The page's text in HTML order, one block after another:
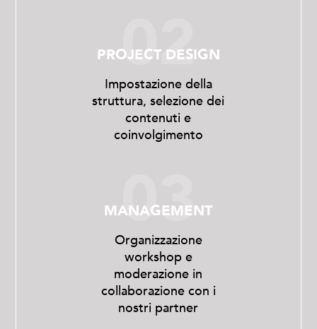
02
PROJECT DESIGN
Impostazione della
struttura, selezione dei
contenuti e
coinvolgimento
03
MANAGEMENT
Organizzazione
workshop e
moderazione in
collaborazione con i
nostri partner